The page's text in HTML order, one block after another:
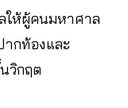
ให้ผู้คนมหาศาล
กท้องและ
วิกฤต